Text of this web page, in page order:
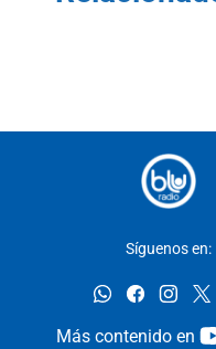
Síguenos en:
whatsappfacebook
Más contenido en